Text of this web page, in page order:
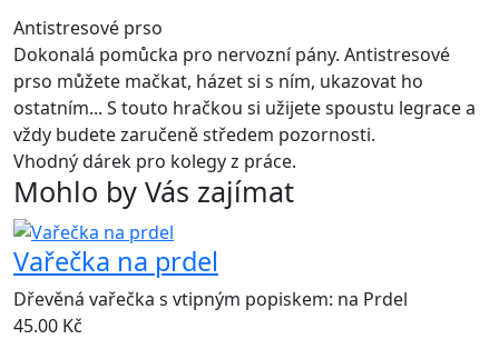
Antistresové prso
Dokonalá pomůcka pro nervozní pány. Antistresové
prso můžete mačkat, házet si s ním, ukazovat ho
ostatním... S touto hračkou si užijete spoustu legrace a
vždy budete zaručeně středem pozornosti.
Vhodný dárek pro kolegy z práce.
Mohlo by Vás zajímat
Vařečka na prdel
Dřevěná vařečka s vtipným popiskem: na Prdel
45.00 Kč